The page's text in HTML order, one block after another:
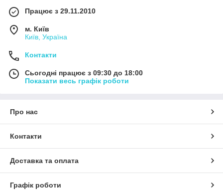
Працює з 29.11.2010
м. Київ
Київ, Україна
Контакти
Сьогодні працює з 09:30 до 18:00
Показати весь графік роботи
Про нас
Контакти
Доставка та оплата
Графік роботи